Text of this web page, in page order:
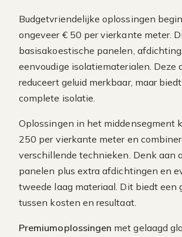
Budgetvriendelijke oplossingen
ongeveer € 50 per vierkante meter.
basisakoestische panelen,
eenvoudige isolatiematerialen. Deze
reduceert geluid merkbaar, maar
complete isolatie.
Oplossingen in het middensegment
250 per vierkante meter en
verschillende technieken. Denk aan
panelen plus extra afdichtingen en
tweede laag materiaal. Dit biedt een
tussen kosten en resultaat.
Premiumoplossingen met gelaagd